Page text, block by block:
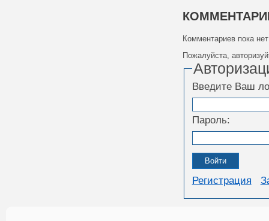
Комментариев пока нет
Пожалуйста,
Введите Ваш
Пароль:
Регистрация